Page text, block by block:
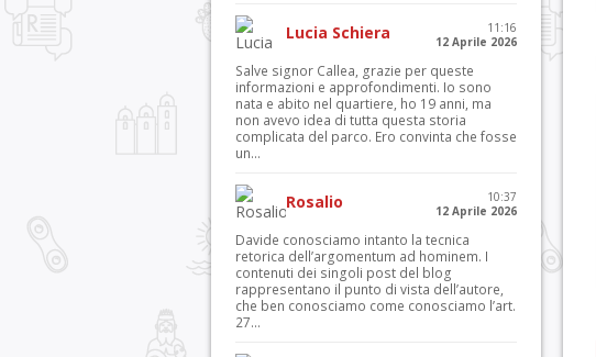
Lucia Schiera
11:16
12 Aprile 2026
Salve signor Callea, grazie per queste
informazioni e approfondimenti. Io sono
nata e abito nel quartiere, ho 19 anni, ma
non avevo idea di tutta questa storia
complicata del parco. Ero convinta che fosse
un...
Rosalio
10:37
12 Aprile 2026
Davide conosciamo intanto la tecnica
retorica dell’argomentum ad hominem. I
contenuti dei singoli post del blog
rappresentano il punto di vista dell’autore,
che ben conosciamo come conosciamo l’art.
27...